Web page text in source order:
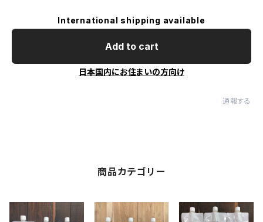
International shipping available
Add to cart
日本国内にお住まいの方向け
通報する
商品カテゴリー